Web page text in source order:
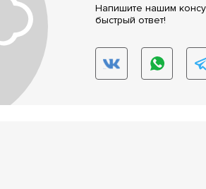
Напишите нашим
быстрый ответ!